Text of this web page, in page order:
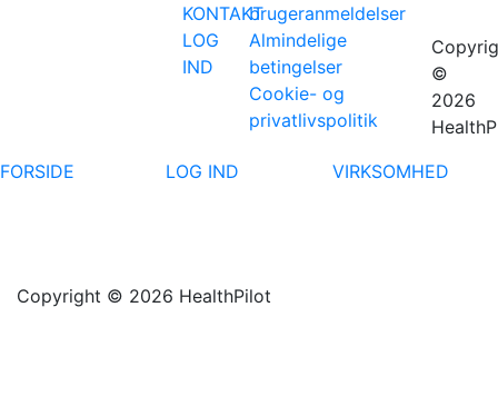
KONTAKT
LOG
IND
brugeranmeldelser
Almindelige
betingelser
Cookie- og
privatlivspolitik
©
2026
FORSIDE
LOG IND VIRKSOMHED
Copyright © 2026 HealthPilot